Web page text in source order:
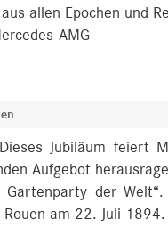
allen Epochen und
AMG
Jubiläum feiert
Aufgebot
der
am 22. Juli 1894.